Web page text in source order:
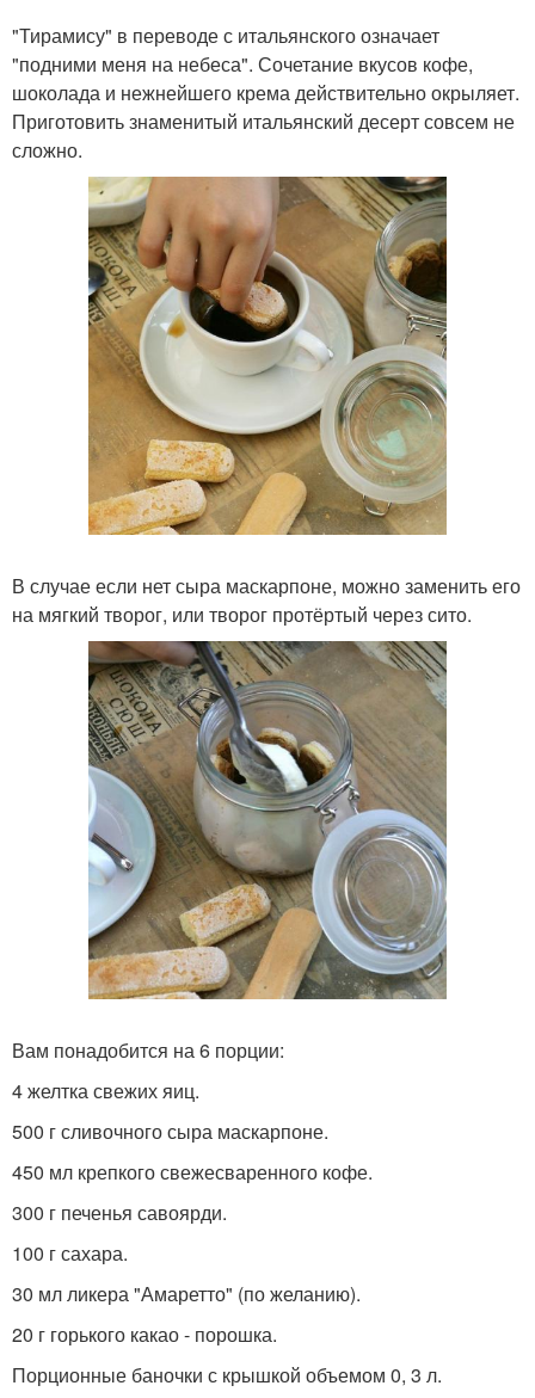
"Тирамису" в переводе с итальянского означает
"подними меня на небеса". Сочетание вкусов кофе,
шоколада и нежнейшего крема действительно окрыляет.
Приготовить знаменитый итальянский десерт совсем не
сложно.
В случае если нет сыра маскарпоне, можно заменить его
на мягкий творог, или творог протёртый через сито.
Вам понадобится на 6 порции:
4 желтка свежих яиц.
500 г сливочного сыра маскарпоне.
450 мл крепкого свежесваренного кофе.
300 г печенья савоярди.
100 г сахара.
30 мл ликера "Амаретто" (по желанию).
20 г горького какао - порошка.
Порционные баночки с крышкой объемом 0, 3 л.